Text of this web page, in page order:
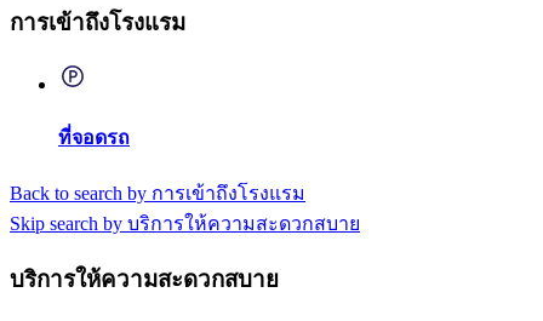
การเข้าถึงโรงแรม
ที่จอดรถ
Back to search by การเข้าถึงโรงแรม
Skip search by บริการให้ความสะดวกสบาย
บริการให้ความสะดวกสบาย